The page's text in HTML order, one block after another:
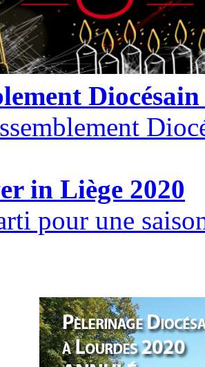
in Liège 2020
pour une